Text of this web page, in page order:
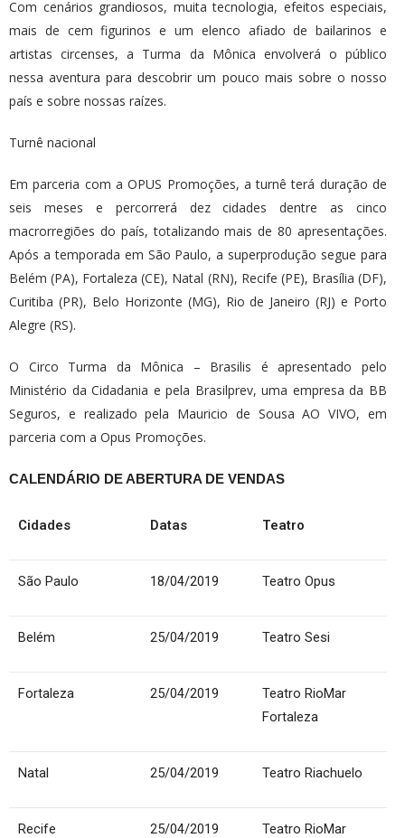
Com cenários grandiosos, muita tecnologia, efeitos especiais,
mais de cem figurinos e um elenco afiado de bailarinos e
artistas circenses, a Turma da Mônica envolverá o público
nessa aventura para descobrir um pouco mais sobre o nosso
país e sobre nossas raízes.
Turnê nacional
Em parceria com a OPUS Promoções, a turnê terá duração de
seis meses e percorrerá dez cidades dentre as cinco
macrorregiões do país, totalizando mais de 80 apresentações.
Após a temporada em São Paulo, a superprodução segue para
Belém (PA), Fortaleza (CE), Natal (RN), Recife (PE), Brasília (DF),
Curitiba (PR), Belo Horizonte (MG), Rio de Janeiro (RJ) e Porto
Alegre (RS).
O Circo Turma da Mônica – Brasilis é apresentado pelo
Ministério da Cidadania e pela Brasilprev, uma empresa da BB
Seguros, e realizado pela Mauricio de Sousa AO VIVO, em
parceria com a Opus Promoções.
CALENDÁRIO DE ABERTURA DE VENDAS
Cidades Datas Teatro
São Paulo 18/04/2019 Teatro Opus
Belém 25/04/2019 Teatro Sesi
Fortaleza 25/04/2019
Teatro RioMar
Fortaleza
Natal 25/04/2019 Teatro Riachuelo
Recife 25/04/2019
Teatro RioMar